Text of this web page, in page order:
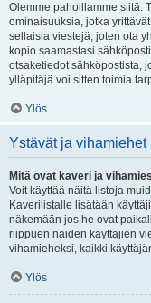
Olemme pahoillamme siitä.
ominaisuuksia, jotka
sellaisia viestejä, joten ota
kopio saamastasi
otsaketiedot sähköpostista,
ylläpitäjä voi sitten toimia
Ylös
Ystävät ja vihamiehet
Mitä ovat kaveri ja
Voit käyttää näitä listoja
Kaverilistalle lisätään
näkemään jos he ovat
riippuen näiden käyttäjien
vihamieheksi, kaikki
Ylös